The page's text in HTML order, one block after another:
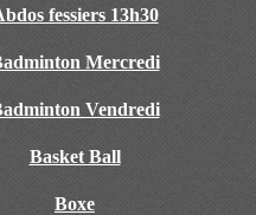
fessiers 13h30
Mercredi
Vendredi
Basket Ball
Boxe